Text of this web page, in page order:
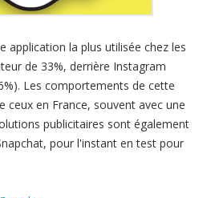
application la plus utilisée chez les
de 33%, derrière Instagram
Les comportements de cette
ceux en France, souvent avec une
publicitaires sont également
pour l'instant en test pour